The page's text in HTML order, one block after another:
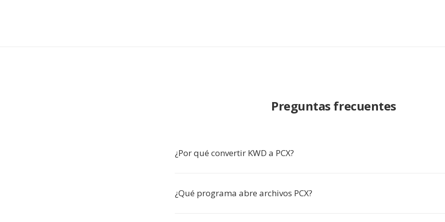
Preguntas frecuentes
¿Por qué convertir KWD a PCX?
¿Qué programa abre archivos PCX?